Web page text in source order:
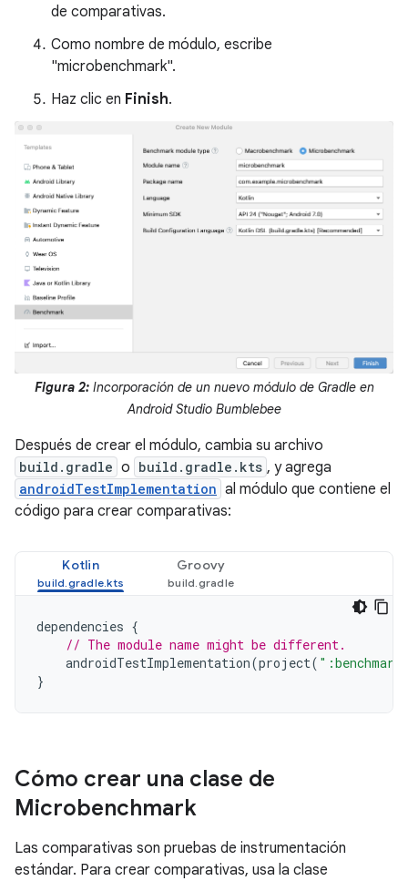
de comparativas.
Como nombre de módulo, escribe
"microbenchmark".
Haz clic en Finish.
Figura 2:Incorporación de un nuevo módulo de Gradle en
Android Studio Bumblebee
Después de crear el módulo, cambia su archivo
build.gradle o build.gradle.kts , y agrega
androidTestImplementation al módulo que contiene el
código para crear comparativas:
Kotlin Groovy
dependencies {
// The module name might be different.
androidTestImplementation(project(
}
Cómo crear una clase de
Microbenchmark
Las comparativas son pruebas de instrumentación
estándar. Para crear comparativas, usa la clase